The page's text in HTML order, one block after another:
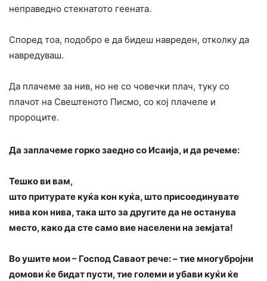
неправедно стекнатото геената.
Според тоа, подобро е да бидеш навреден, отколку да
навредуваш.
Да плачеме за нив, но не со човечки плач, туку со
плачот на Свештеното Писмо, со кој плачеле и
пророците.
Да заплачеме горко заедно со Исаија, и да речеме:
Тешко ви вам,
што притурате куќа кон куќа, што присоединувате
нива кон нива, така што за другите да не останува
место, како да сте само вие населени на земјата!
Во ушите мои – Господ Саваот рече: – тие многубројни
домови ќе бидат пусти, тие големи и убави куќи ќе